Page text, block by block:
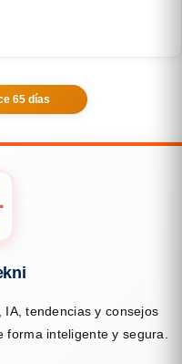
65 días
tendencias y consejos
inteligente y segura.